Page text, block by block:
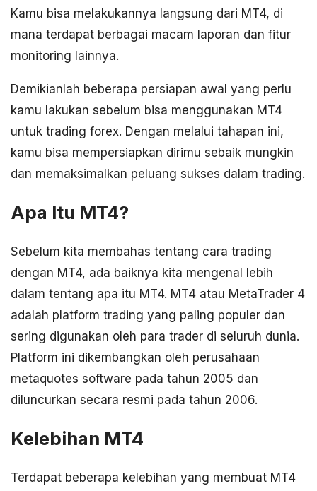
Kamu bisa melakukannya langsung dari MT4, di
mana terdapat berbagai macam laporan dan fitur
monitoring lainnya.
Demikianlah beberapa persiapan awal yang perlu
kamu lakukan sebelum bisa menggunakan MT4
untuk trading forex. Dengan melalui tahapan ini,
kamu bisa mempersiapkan dirimu sebaik mungkin
dan memaksimalkan peluang sukses dalam trading.
Apa Itu MT4?
Sebelum kita membahas tentang cara trading
dengan MT4, ada baiknya kita mengenal lebih
dalam tentang apa itu MT4. MT4 atau MetaTrader 4
adalah platform trading yang paling populer dan
sering digunakan oleh para trader di seluruh dunia.
Platform ini dikembangkan oleh perusahaan
metaquotes software pada tahun 2005 dan
diluncurkan secara resmi pada tahun 2006.
Kelebihan MT4
Terdapat beberapa kelebihan yang membuat MT4